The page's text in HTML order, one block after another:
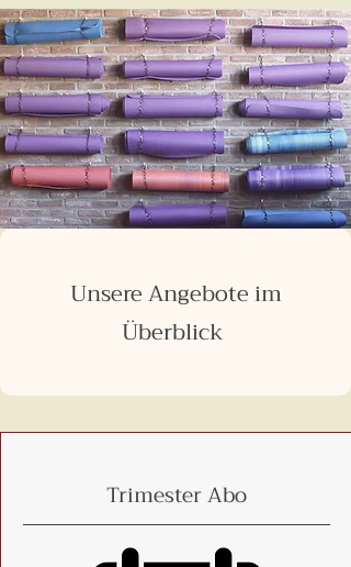
Unsere Angebote im
Überblick
Trimester Abo